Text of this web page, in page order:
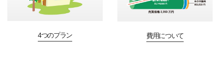
4つのプラン 費用について